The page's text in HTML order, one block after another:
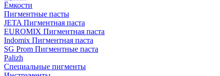
Ёмкости
Пигментные пасты
JETA Пигментная паста
EUROMIX Пигментная паста
Indomix Пигментная паста
SG Prom Пигментные паста
Palizh
Специальные пигменты